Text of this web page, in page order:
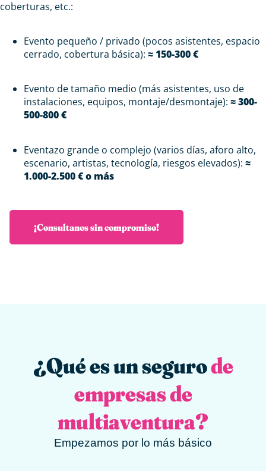
coberturas, etc.:
Evento pequeño / privado (pocos asistentes, espacio
cerrado, cobertura básica): ≈ 150-300 €
Evento de tamaño medio (más asistentes, uso de
instalaciones, equipos, montaje/desmontaje): ≈ 300-
500-800 €
Eventazo grande o complejo (varios días, aforo alto,
escenario, artistas, tecnología, riesgos elevados): ≈
1.000-2.500 € o más
¡Consultanos sin compromiso!
¿Qué es un segurode
empresas de
multiaventura?
Empezamos por lo más básico